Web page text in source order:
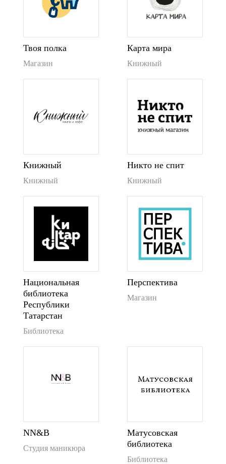
Твоя полка
Магазин
Карта мира
Книжный
Книжный
Книжный
Никто не спит
Книжный
Национальная
библиотека
Республики
Татарстан
Библиотека
Перспектива
Магазин
NN&B
Студия маникюра
Матусовская
библиотека
Библиотека